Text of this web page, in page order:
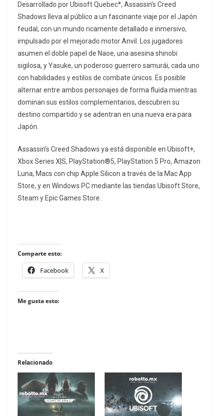
Desarrollado por Ubisoft Quebec*, Assassin’s Creed
Shadows lleva al público a un fascinante viaje por el Japón
feudal, con un mundo ricamente detallado e inmersivo,
impulsado por el mejorado motor Anvil. Los jugadores
asumen el doble papel de Naoe, una asesina shinobi
sigilosa, y Yasuke, un poderoso guerrero samurái, cada uno
con habilidades y estilos de combate únicos. Es posible
alternar entre ambos personajes de forma fluida mientras
dominan sus estilos complementarios, descubren su
destino compartido y se adentran en una nueva era para
Japón.
Assassin’s Creed Shadows ya está disponible en Ubisoft+,
Xbox Series X|S, PlayStation®5, PlayStation 5 Pro, Amazon
Luna, Macs con chip Apple Silicon a través de la Mac App
Store, y en Windows PC mediante las tiendas Ubisoft Store,
Steam y Epic Games Store.
Comparte esto:
Facebook X
Me gusta esto:
Relacionado